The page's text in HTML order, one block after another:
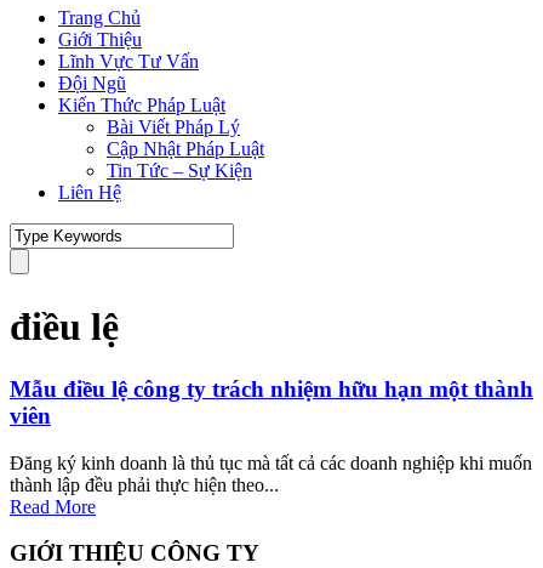
Trang Chủ
Giới Thiệu
Lĩnh Vực Tư Vấn
Đội Ngũ
Kiến Thức Pháp Luật
Bài Viết Pháp Lý
Cập Nhật Pháp Luật
Tin Tức – Sự Kiện
Liên Hệ
điều lệ
Mẫu điều lệ công ty trách nhiệm hữu hạn một thành
viên
Đăng ký kinh doanh là thủ tục mà tất cả các doanh nghiệp khi muốn
thành lập đều phải thực hiện theo...
Read More
GIỚI THIỆU CÔNG TY